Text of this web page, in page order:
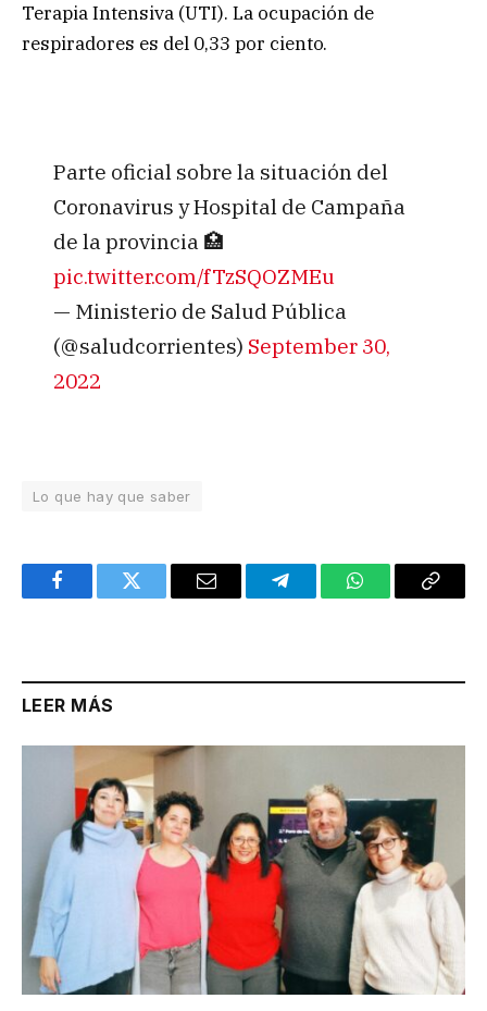
Terapia Intensiva (UTI). La ocupación de
respiradores es del 0,33 por ciento.
Parte oficial sobre la situación del
Coronavirus y Hospital de Campaña
de la provincia 🏥
pic.twitter.com/fTzSQOZMEu
— Ministerio de Salud Pública
(@saludcorrientes) September 30,
2022
Lo que hay que saber
FacebookTwitter Email TelegramWhatsAppCopy
LEER MÁS